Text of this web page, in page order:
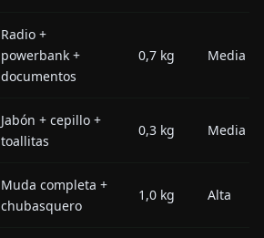
Radio +
powerbank +
documentos
0,7 kg Media
Jabón + cepillo +
toallitas
0,3 kg Media
Muda completa +
chubasquero
1,0 kg Alta